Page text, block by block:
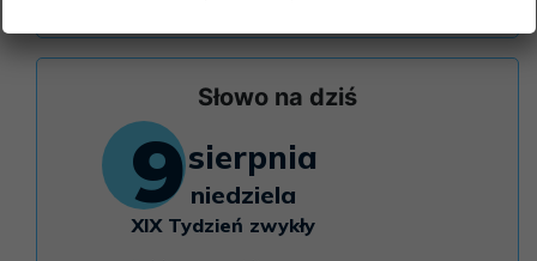
Słowo na dziś